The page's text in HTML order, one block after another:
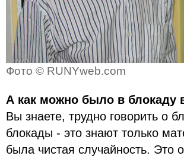
Фото © RUNYweb.com
А как можно было в блокаду
Вы знаете, трудно говорить о
блокады - это знают только
была чистая случайность. Это